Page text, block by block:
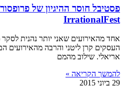
פסטיבל חוסר ההיגיון של
IrrationalFest
אחד מהאירועים שאני יותר נהנית
העסקים קרן ליטני והרבה מהאירועים
אריאלי. שילוב מהמם
להמשך הקריאה »
29 ביוני 2015